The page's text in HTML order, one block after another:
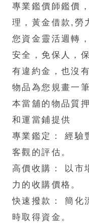
專業鑑價師鑑價
理，黃金借款,勞
您資金靈活週轉
安全，免保人，
有違約金，也沒
物品為您規畫一
本當舖的物品質
和運當鋪提供
專業鑑定： 經驗
客觀的評估。
高價收購： 以市
力的收購價格。
快速撥款： 簡化
時取得資金。